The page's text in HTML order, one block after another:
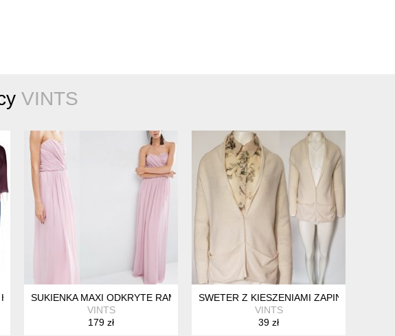
VINTS
SUKIENKA MAXI ODKRYTE RAMIONA ODPINANE RAMIĄCZKA GORSET LILA
VINTS
179 zł
SWETER Z KIESZENIAMI ZAPINANY NA
VINTS
39 zł